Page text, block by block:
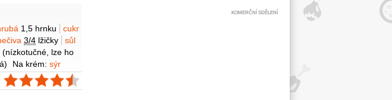
1,5 hrnku
cukr
3/4 lžičky
sůl
(nízkotučné, lze ho
Na krém: sýr